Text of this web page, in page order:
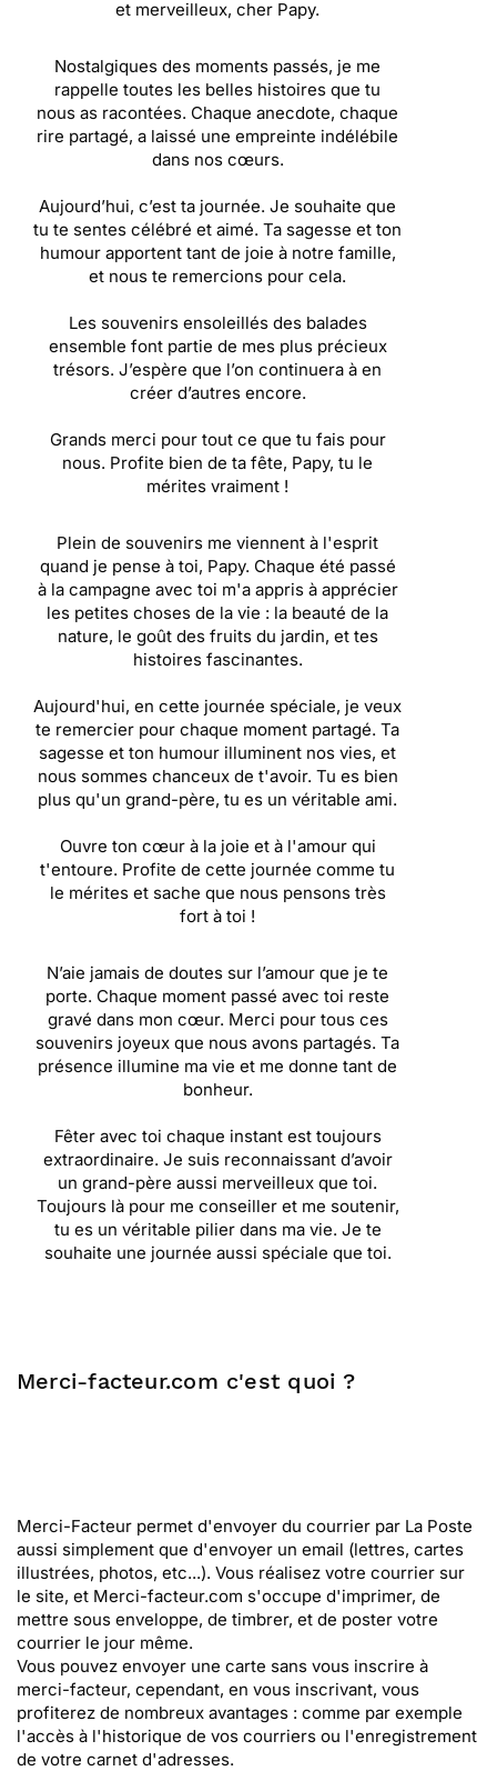
et merveilleux, cher Papy.
Nostalgiques des moments passés, je me
rappelle toutes les belles histoires que tu
nous as racontées. Chaque anecdote, chaque
rire partagé, a laissé une empreinte indélébile
dans nos cœurs.
Aujourd’hui, c’est ta journée. Je souhaite que
tu te sentes célébré et aimé. Ta sagesse et ton
humour apportent tant de joie à notre famille,
et nous te remercions pour cela.
Les souvenirs ensoleillés des balades
ensemble font partie de mes plus précieux
trésors. J’espère que l’on continuera à en
créer d’autres encore.
Grands merci pour tout ce que tu fais pour
nous. Profite bien de ta fête, Papy, tu le
mérites vraiment !
Plein de souvenirs me viennent à l'esprit
quand je pense à toi, Papy. Chaque été passé
à la campagne avec toi m'a appris à apprécier
les petites choses de la vie : la beauté de la
nature, le goût des fruits du jardin, et tes
histoires fascinantes.
Aujourd'hui, en cette journée spéciale, je veux
te remercier pour chaque moment partagé. Ta
sagesse et ton humour illuminent nos vies, et
nous sommes chanceux de t'avoir. Tu es bien
plus qu'un grand-père, tu es un véritable ami.
Ouvre ton cœur à la joie et à l'amour qui
t'entoure. Profite de cette journée comme tu
le mérites et sache que nous pensons très
fort à toi !
N’aie jamais de doutes sur l’amour que je te
porte. Chaque moment passé avec toi reste
gravé dans mon cœur. Merci pour tous ces
souvenirs joyeux que nous avons partagés. Ta
présence illumine ma vie et me donne tant de
bonheur.
Fêter avec toi chaque instant est toujours
extraordinaire. Je suis reconnaissant d’avoir
un grand-père aussi merveilleux que toi.
Toujours là pour me conseiller et me soutenir,
tu es un véritable pilier dans ma vie. Je te
souhaite une journée aussi spéciale que toi.
Merci-facteur.com c'est quoi ?
Merci-Facteur permet d'envoyer du courrier par La Poste
aussi simplement que d'envoyer un email (lettres, cartes
illustrées, photos, etc...). Vous réalisez votre courrier sur
le site, et Merci-facteur.com s'occupe d'imprimer, de
mettre sous enveloppe, de timbrer, et de poster votre
courrier le jour même.
Vous pouvez envoyer une carte sans vous inscrire à
merci-facteur, cependant, en vous inscrivant, vous
profiterez de nombreux avantages : comme par exemple
l'accès à l'historique de vos courriers ou l'enregistrement
de votre carnet d'adresses.